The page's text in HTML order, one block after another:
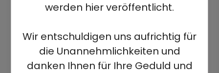
werden hier veröffentlicht.
Wir entschuldigen uns aufrichtig für
die Unannehmlichkeiten und
danken Ihnen für Ihre Geduld und